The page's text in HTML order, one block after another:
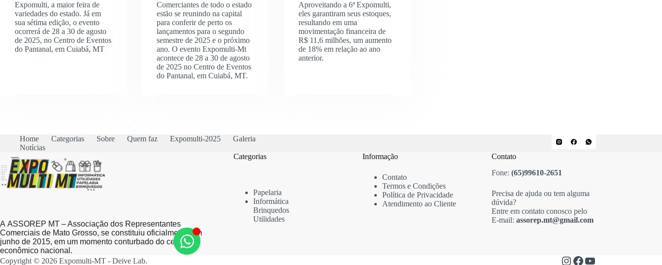
Expomulti, a maior feira de
variedades do estado. Já em
sua sétima edição, o evento
ocorrerá de 28 a 30 de agosto
de 2025, no Centro de Eventos
do Pantanal, em Cuiabá, MT
Comerciantes de todo o estado
estão se reunindo na capital
para conferir de perto os
lançamentos para o segundo
semestre de 2025 e o próximo
ano. O evento Expomulti-Mt
acontece de 28 a 30 de agosto
de 2025 no Centro de Eventos
do Pantanal, em Cuiabá, MT.
Aproveitando a 6ª Expomulti,
eles garantiram seus estoques,
resultando em uma
movimentação financeira de
R$ 11,6 milhões, um aumento
de 18% em relação ao ano
anterior.
Home Categorias Sobre Quem faz Expomulti-2025
Galeria
Notícias
A ASSOREP MT – Associação dos Representantes
Comerciais de Mato Grosso, se constituiu oficialmente em
junho de 2015, em um momento conturbado do cenário
econômico nacional.
Categorias
Papelaria
Informática
Brinquedos
Utilidades
Informação
Contato
Termos e Condições
Política de Privacidade
Atendimento ao Cliente
Contato
Fone: (65)99610-2651
Precisa de ajuda ou tem alguma
dúvida?
Entre em contato conosco pelo
E-mail: assorep.mt@gmail.com
Copyright © 2026 Expomulti-MT - Deive Lab.